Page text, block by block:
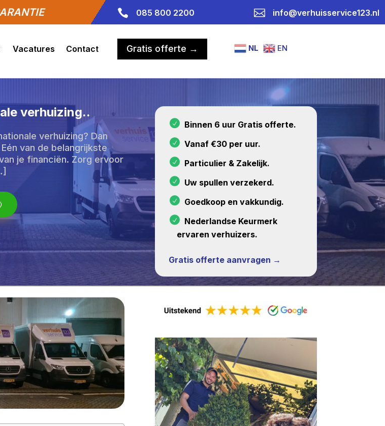
 085 800 2200  info@verhuisservice123.nl
Vacatures Contact Gratis offerte → NL EN
verhuizing.​.
verhuizing? Dan
van de belangrijkste
je financiën. Zorg ervoor
Binnen 6 uur Gratis offerte.
Vanaf €30 per uur.
Particulier & Zakelijk.
Uw spullen verzekerd.
Goedkoop en vakkundig.
Nederlandse Keurmerk
ervaren verhuizers.
Gratis offerte aanvragen →